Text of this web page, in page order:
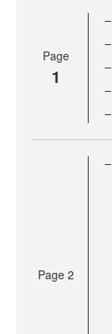
Page
1
Page 2